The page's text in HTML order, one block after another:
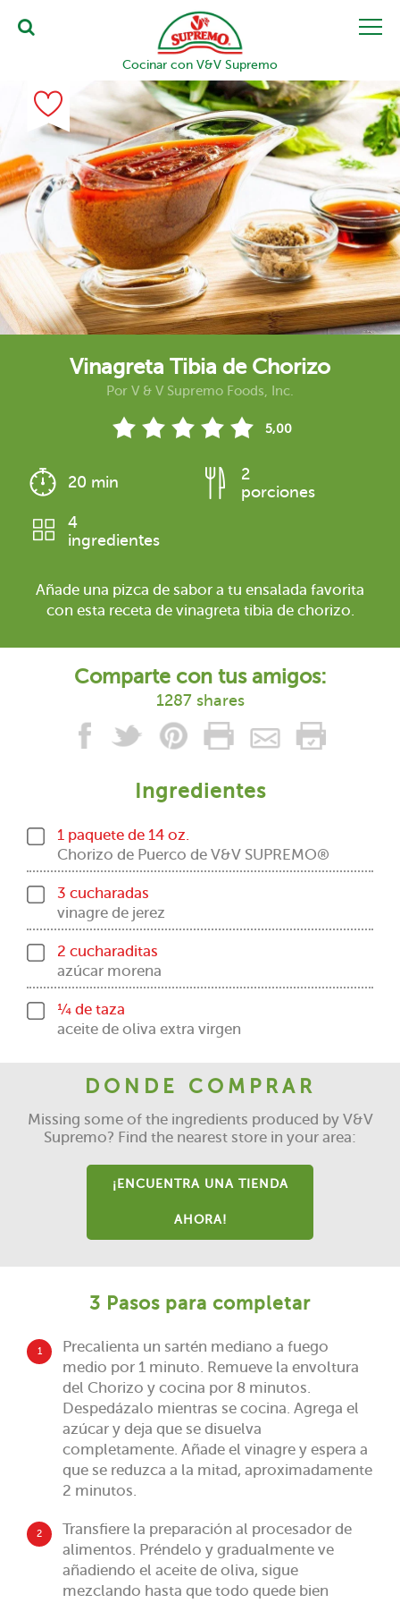
Cocinar con V&V Supremo
Vinagreta Tibia de Chorizo
Por V & V Supremo Foods, Inc.
5,00
20 min
2
porciones
4
ingredientes
Añade una pizca de sabor a tu ensalada favorita
con esta receta de vinagreta tibia de chorizo.
Comparte con tus amigos:
1287 shares
Ingredientes
1 paquete de 14 oz.
Chorizo de Puerco de V&V SUPREMO®
3 cucharadas
vinagre de jerez
2 cucharaditas
azúcar morena
¼ de taza
aceite de oliva extra virgen
DONDE COMPRAR
Missing some of the ingredients produced by V&V
Supremo? Find the nearest store in your area:
¡ENCUENTRA UNA TIENDA
AHORA!
3 Pasos para completar
1
Precalienta un sartén mediano a fuego
medio por 1 minuto. Remueve la envoltura
del Chorizo y cocina por 8 minutos.
Despedázalo mientras se cocina. Agrega el
azúcar y deja que se disuelva
completamente. Añade el vinagre y espera a
que se reduzca a la mitad, aproximadamente
2 minutos.
2
Transfiere la preparación al procesador de
alimentos. Préndelo y gradualmente ve
añadiendo el aceite de oliva, sigue
mezclando hasta que todo quede bien